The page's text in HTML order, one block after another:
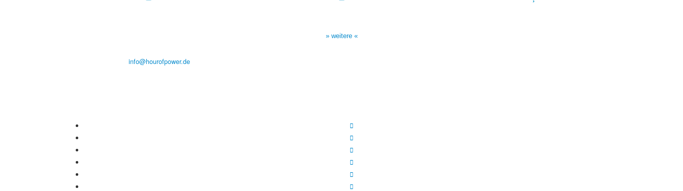
info@hourofpower.de
» weitere «